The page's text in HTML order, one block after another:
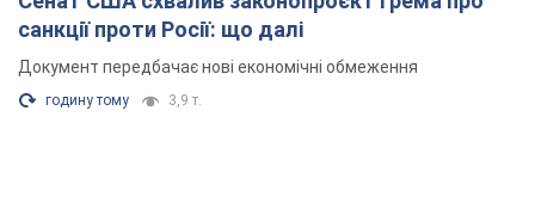
санкції проти Росії: що далі
Документ передбачає нові економічні обмеження
годину тому 3,9 т.